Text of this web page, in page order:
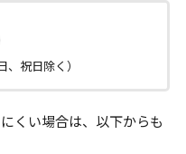
、祝日除く）
くい場合は、以下からも